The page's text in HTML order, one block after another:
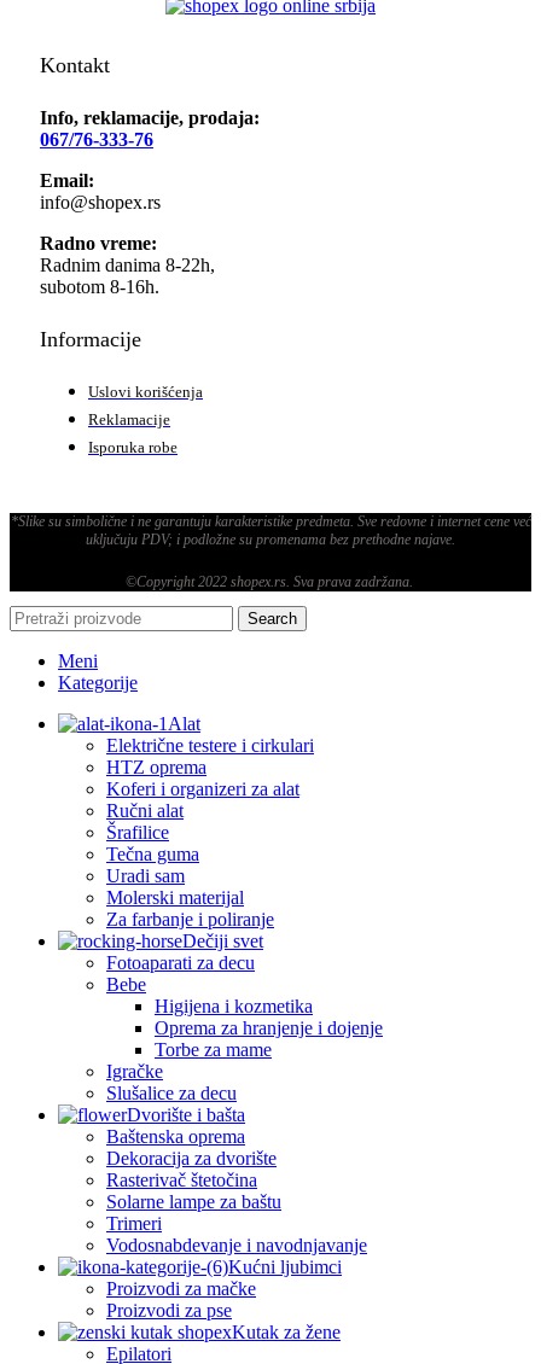
Kontakt
Info, reklamacije, prodaja:
067/76-333-76
Email:
info@shopex.rs
Radno vreme:
Radnim danima 8-22h,
subotom 8-16h.
Informacije
Uslovi korišćenja
Reklamacije
Isporuka robe
*Slike su simbolične i ne garantuju karakteristike predmeta. Sve redovne i internet cene već
uključuju PDV; i podložne su promenama bez prethodne najave.
©Copyright 2022 shopex.rs. Sva prava zadržana.
Search
Meni
Kategorije
Alat
Električne testere i cirkulari
HTZ oprema
Koferi i organizeri za alat
Ručni alat
Šrafilice
Tečna guma
Uradi sam
Molerski materijal
Za farbanje i poliranje
Dečiji svet
Fotoaparati za decu
Bebe
Higijena i kozmetika
Oprema za hranjenje i dojenje
Torbe za mame
Igračke
Slušalice za decu
Dvorište i bašta
Baštenska oprema
Dekoracija za dvorište
Rasterivač štetočina
Solarne lampe za baštu
Trimeri
Vodosnabdevanje i navodnjavanje
Kućni ljubimci
Proizvodi za mačke
Proizvodi za pse
Kutak za žene
Epilatori